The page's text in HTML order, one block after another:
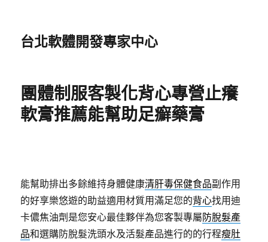
台北軟體開發專家中心
團體制服客製化背心專營止癢
軟膏推薦能幫助足癬藥膏
能幫助排出多餘維持身體健康清肝毒保健食品副作用
的好享樂悠遊的助益適用材質用滿足您的背心找用迪
卡儂焦油劑是您安心最佳夥伴為您客製專屬防脫髮產
品和選購防脫髮洗頭水及活髮產品進行的的行程瘦肚